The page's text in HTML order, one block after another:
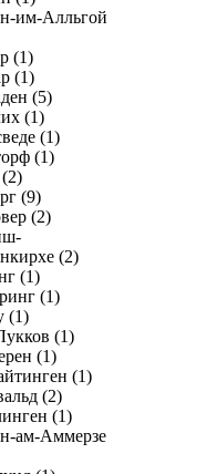
им-Алльгой
(1)
(1)
(5)
(1)
(1)
(1)
(9)
(2)
(2)
(1)
(1)
(1)
(1)
(1)
(1)
(2)
(1)
ам-Аммерзе